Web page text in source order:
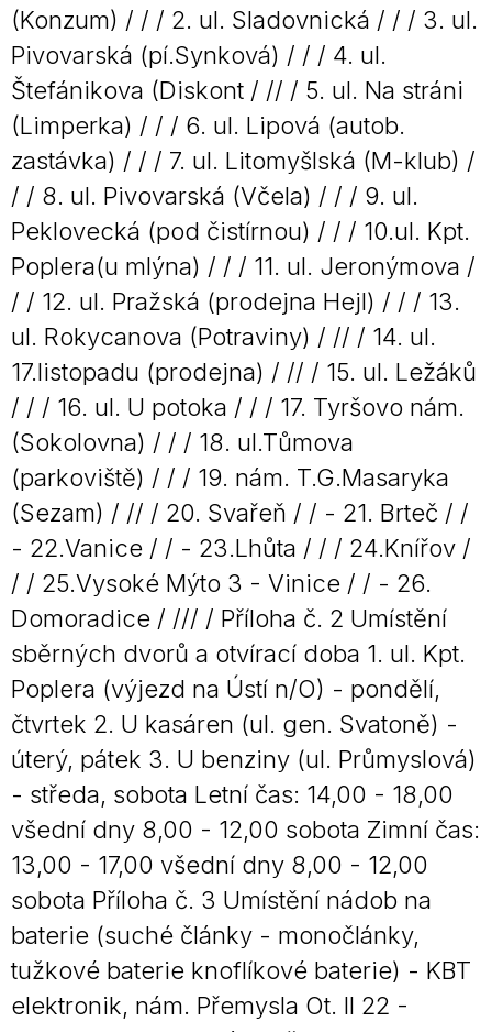
(Konzum) / / / 2. ul. Sladovnická / / / 3. ul.
Pivovarská (pí.Synková) / / / 4. ul.
Štefánikova (Diskont / // / 5. ul. Na stráni
(Limperka) / / / 6. ul. Lipová (autob.
zastávka) / / / 7. ul. Litomyšlská (M-klub) /
/ / 8. ul. Pivovarská (Včela) / / / 9. ul.
Peklovecká (pod čistírnou) / / / 10.ul. Kpt.
Poplera(u mlýna) / / / 11. ul. Jeronýmova /
/ / 12. ul. Pražská (prodejna Hejl) / / / 13.
ul. Rokycanova (Potraviny) / // / 14. ul.
17.listopadu (prodejna) / // / 15. ul. Ležáků
/ / / 16. ul. U potoka / / / 17. Tyršovo nám.
(Sokolovna) / / / 18. ul.Tůmova
(parkoviště) / / / 19. nám. T.G.Masaryka
(Sezam) / // / 20. Svařeň / / - 21. Brteč / /
- 22.Vanice / / - 23.Lhůta / / / 24.Knířov /
/ / 25.Vysoké Mýto 3 - Vinice / / - 26.
Domoradice / /// / Příloha č. 2 Umístění
sběrných dvorů a otvírací doba 1. ul. Kpt.
Poplera (výjezd na Ústí n/O) - pondělí,
čtvrtek 2. U kasáren (ul. gen. Svatoně) -
úterý, pátek 3. U benziny (ul. Průmyslová)
- středa, sobota Letní čas: 14,00 - 18,00
všední dny 8,00 - 12,00 sobota Zimní čas:
13,00 - 17,00 všední dny 8,00 - 12,00
sobota Příloha č. 3 Umístění nádob na
baterie (suché články - monočlánky,
tužkové baterie knoflíkové baterie) - KBT
elektronik, nám. Přemysla Ot. II 22 -